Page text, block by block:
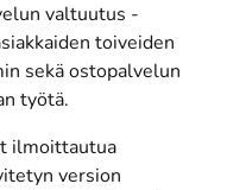
valtuutus -
toiveiden
sekä ostopalvelun
työtä.
ilmoittautua
version